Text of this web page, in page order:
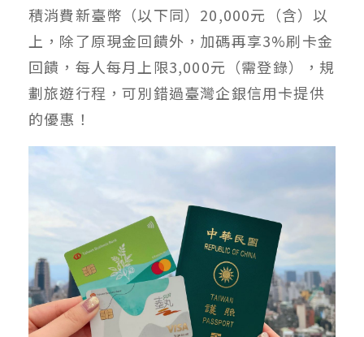
積消費新臺幣（以下同）20,000元（含）以
上，除了原現金回饋外，加碼再享3%刷卡金
回饋，每人每月上限3,000元（需登錄），規
劃旅遊行程，可別錯過臺灣企銀信用卡提供
的優惠！